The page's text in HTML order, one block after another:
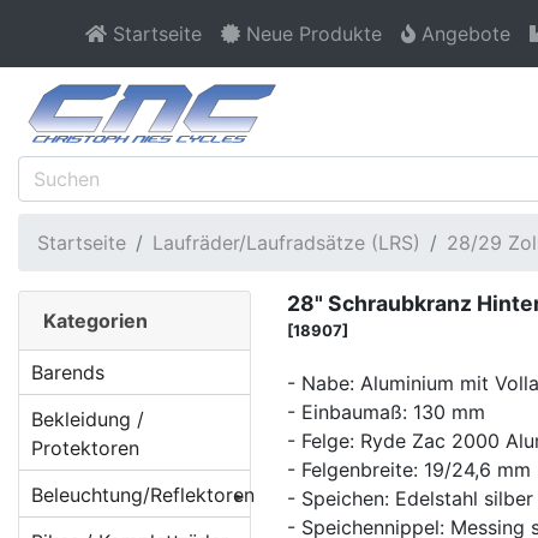
Startseite Neue Produkte Angebote
Startseite Laufräder/Laufradsätze (LRS) 28/29
28" Schraubkranz
[18907]
- Nabe: Aluminium mit
- Einbaumaß: 130 mm
- Felge: Ryde Zac 2000
- Felgenbreite: 19/24,6 mm
- Speichen: Edelstahl
- Speichennippel: Messing
Kategorien
Barends
Bekleidung /
Protektoren
Beleuchtung/Reflektoren